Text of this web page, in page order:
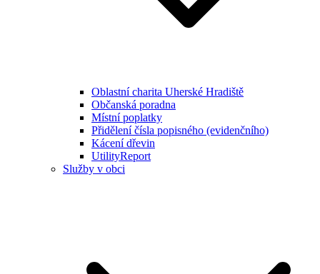
Oblastní charita Uherské Hradiště
Občanská poradna
Místní poplatky
Přidělení čísla popisného (evidenčního)
Kácení dřevin
UtilityReport
Služby v obci